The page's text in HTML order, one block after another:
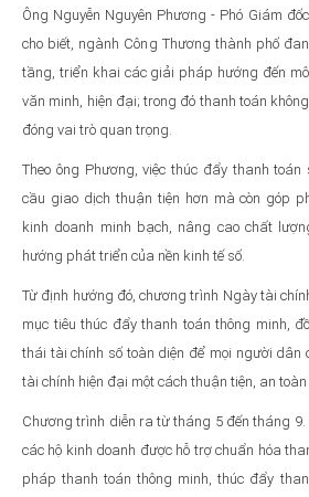
Ông Nguyễn Nguyên Phương - Phó Giám
cho biết, ngành Công Thương thành phố
tầng, triển khai các giải pháp hướng đến
văn minh, hiện đại; trong đó thanh toán
đóng vai trò quan trọng.
Theo ông Phương, việc thúc đẩy thanh
cầu giao dịch thuận tiện hơn mà còn góp
kinh doanh minh bạch, nâng cao chất
hướng phát triển của nền kinh tế số.
Từ định hướng đó, chương trình Ngày tài
mục tiêu thúc đẩy thanh toán thông minh,
thái tài chính số toàn diện để mọi người dân
tài chính hiện đại một cách thuận tiện, an
Chương trình diễn ra từ tháng 5 đến tháng 9.
các hộ kinh doanh được hỗ trợ chuẩn hóa
pháp thanh toán thông minh, thúc đẩy